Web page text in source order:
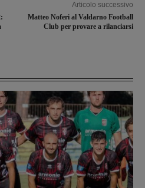
Articolo successivo
Matteo Noferi al Valdarno Football
Club per provare a rilanciarsi